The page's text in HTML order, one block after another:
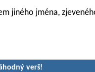
jiného jména,
verš!